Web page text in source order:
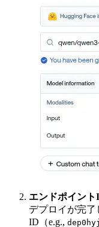
エンドポイン
デプロイが完了
ID（e.g.,